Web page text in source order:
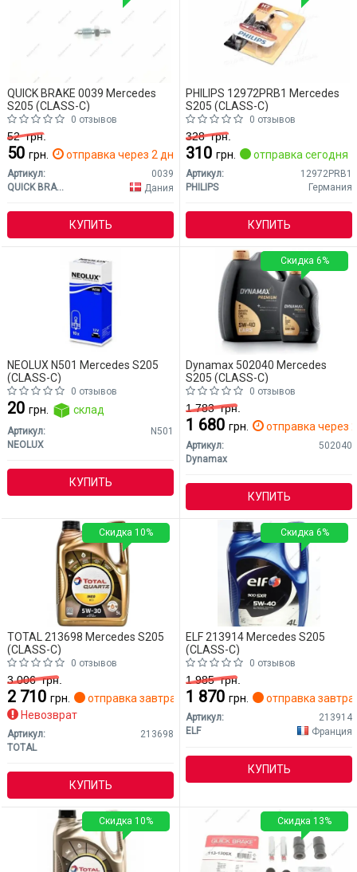
QUICK BRAKE 0039 Mercedes
S205 (CLASS-C)
0 отзывов
52грн.
50 грн. отправка через 2 дн.
Артикул:
0039
QUICK BRAKE
Дания
КУПИТЬ
PHILIPS 12972PRB1 Mercedes
S205 (CLASS-C)
0 отзывов
328грн.
310 грн. отправка сегодня
Артикул:
12972PRB1
PHILIPS
Германия
КУПИТЬ
NEOLUX N501 Mercedes S205
(CLASS-C)
0 отзывов
20 грн. склад
Артикул:
N501
NEOLUX
КУПИТЬ
Dynamax 502040 Mercedes
S205 (CLASS-C)
0 отзывов
1 783грн.
1 680 грн. отправка через
Артикул:
502040
Dynamax
КУПИТЬ
Скидка 6%
TOTAL 213698 Mercedes S205
(CLASS-C)
0 отзывов
3 006грн.
2 710 грн.
отправка завтра
Невозврат
Артикул:
213698
TOTAL
КУПИТЬ
Скидка 10%
ELF 213914 Mercedes S205
(CLASS-C)
0 отзывов
1 985грн.
1 870 грн. отправка завтра
Артикул:
213914
ELF
Франция
КУПИТЬ
Скидка 6%
Скидка 10% Скидка 13%